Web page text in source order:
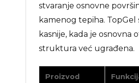
stvaranje osnovne
kamenog tepiha. TopGel
kasnije, kada je osnovna
struktura već ugrađena.
Proizvod